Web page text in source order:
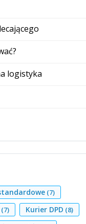
logistyka
(7)
(7) Kurier DPD (8)